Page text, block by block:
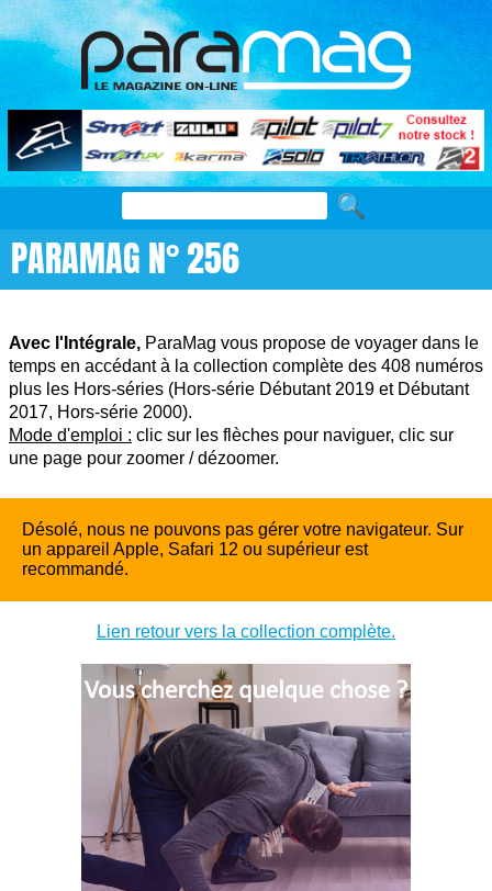
PARAMAG N° 256
Avec l'Intégrale, ParaMag vous propose de voyager dans le
temps en accédant à la collection complète des 408 numéros
plus les Hors-séries (Hors-série Débutant 2019 et Débutant
2017, Hors-série 2000).
Mode d'emploi : clic sur les flèches pour naviguer, clic sur
une page pour zoomer / dézoomer.
Désolé, nous ne pouvons pas gérer votre navigateur. Sur
un appareil Apple, Safari 12 ou supérieur est
recommandé.
Lien retour vers la collection complète.